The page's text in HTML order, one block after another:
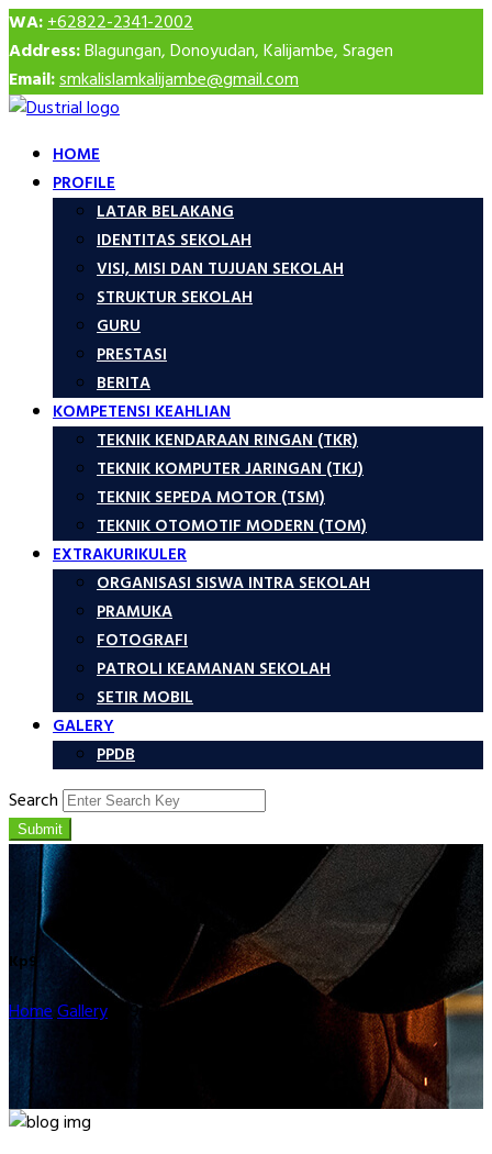
WA:+62822-2341-2002
Address:Blagungan, Donoyudan, Kalijambe, Sragen
Email:smkalislamkalijambe@gmail.com
HOME
PROFILE
LATAR BELAKANG
IDENTITAS SEKOLAH
VISI, MISI DAN TUJUAN SEKOLAH
STRUKTUR SEKOLAH
GURU
PRESTASI
BERITA
KOMPETENSI KEAHLIAN
TEKNIK KENDARAAN RINGAN (TKR)
TEKNIK KOMPUTER JARINGAN (TKJ)
TEKNIK SEPEDA MOTOR (TSM)
TEKNIK OTOMOTIF MODERN (TOM)
EXTRAKURIKULER
ORGANISASI SISWA INTRA SEKOLAH
PRAMUKA
FOTOGRAFI
PATROLI KEAMANAN SEKOLAH
SETIR MOBIL
GALERY
PPDB
Search
Submit
Kp9
HomeGallery kp9